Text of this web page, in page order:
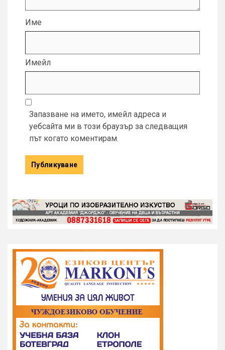
Име
Имейл
Запазване на името, имейл адреса и
уебсайта ми в този браузър за следващия
път когато коментирам.